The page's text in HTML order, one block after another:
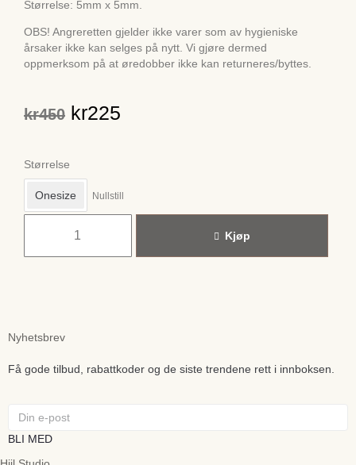
Størrelse: 5mm x 5mm.
OBS! Angreretten gjelder ikke varer som av hygieniske
årsaker ikke kan selges på nytt. Vi gjøre dermed
oppmerksom på at øredobber ikke kan returneres/byttes.
kr450 kr225
Størrelse
Onesize Nullstill
Kjøp
Nyhetsbrev
Få gode tilbud, rabattkoder og de siste trendene rett i innboksen.
BLI MED